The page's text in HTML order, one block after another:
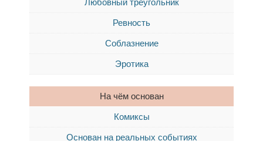
Любовный треугольник
Ревность
Соблазнение
Эротика
На чём основан
Комиксы
Основан на реальных событиях